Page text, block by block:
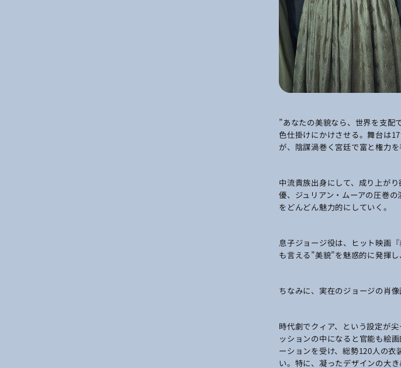
”あなたの美貌なら、世界を支配
色仕掛けにかけさせる。舞台は
が、陰謀渦巻く宮廷で富と権力
中流貴族出身にして、成り上が
優、ジュリアン・ムーアの圧巻
をどんどん魅力的にしていく。
息子ジョージ役は、ヒット映画
も言える”美貌”を魅惑的に発揮
ちなみに、実在のジョージの肖
時代劇でクィア、という設定が
ッションの中になると官能も絵
ーションを受け、総勢120人の
い。特に、凝ったデザインの大